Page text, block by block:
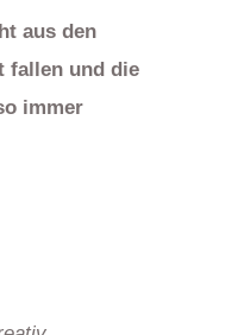
aus den
fallen und die
immer